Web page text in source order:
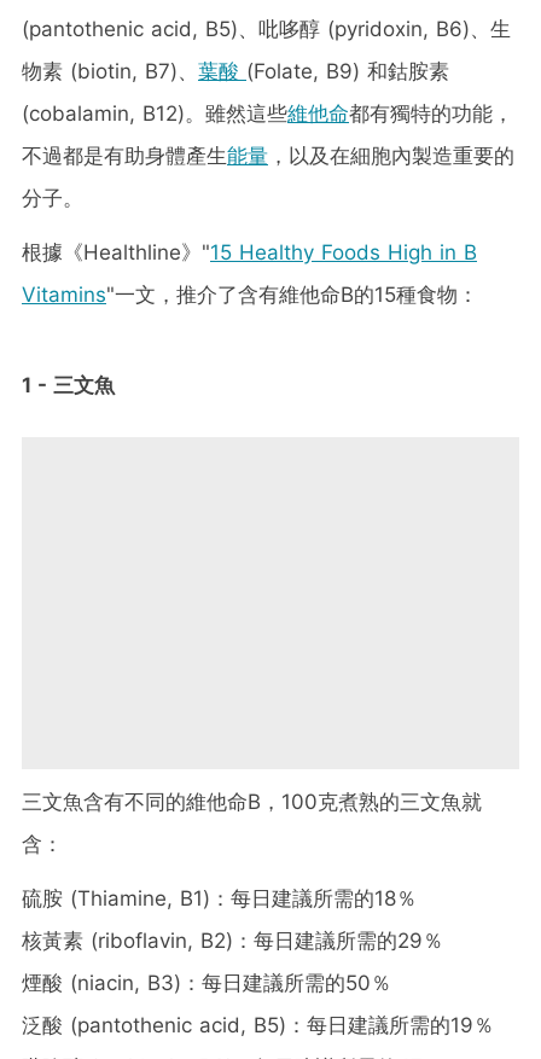
(pantothenic acid, B5)、吡哆醇 (pyridoxin, B6)、生
物素 (biotin, B7)、 葉酸 (Folate, B9) 和鈷胺素
(cobalamin, B12)。雖然這些維他命都有獨特的功能，
不過都是有助身體產生能量 ，以及在細胞內製造重要的
分子。
根據《Healthline》"15 Healthy Foods High in B
Vitamins"一文，推介了含有維他命B的15種食物：
1 - 三文魚
三文魚含有不同的維他命B，100克煮熟的三文魚就
含：
硫胺 (Thiamine, B1)：每日建議所需的18％
核黃素 (riboflavin, B2)：每日建議所需的29％
煙酸 (niacin, B3)：每日建議所需的50％
泛酸 (pantothenic acid, B5)：每日建議所需的19％